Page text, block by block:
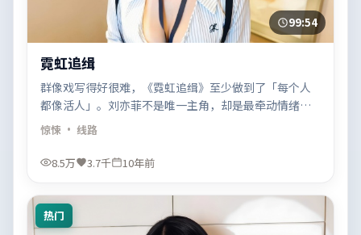
99:54
霓虹追缉
群像戏写得好很难，《霓虹追缉》至少做到了「每个人
都像活人」。刘亦菲不是唯一主角，却是最牵动情绪的
那根线。
惊悚 · 线路
8.5万 3.7千 10年前
热门